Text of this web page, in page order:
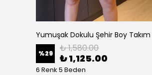
Yumuşak Dokulu Şehir Boy Takım
%29 ₺ 1,580.00
₺ 1,125.00
6 Renk 5 Beden